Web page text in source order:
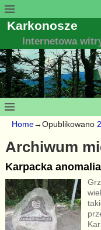
Karkonosze
Internetowa
Home→Opublikowano
Archiwum
Karpacka